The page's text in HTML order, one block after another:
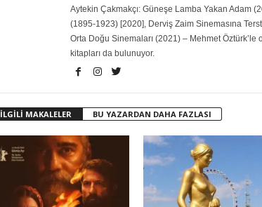
Aytekin Çakmakçı: Güneşe Lamba Yakan Adam
(1895-1923) [2020], Derviş Zaim Sinemasına
Orta Doğu Sinemaları (2021) – Mehmet Öztürk’le
kitapları da bulunuyor.
İLGİLİ MAKALELER BU YAZARDAN DAHA FAZLASI